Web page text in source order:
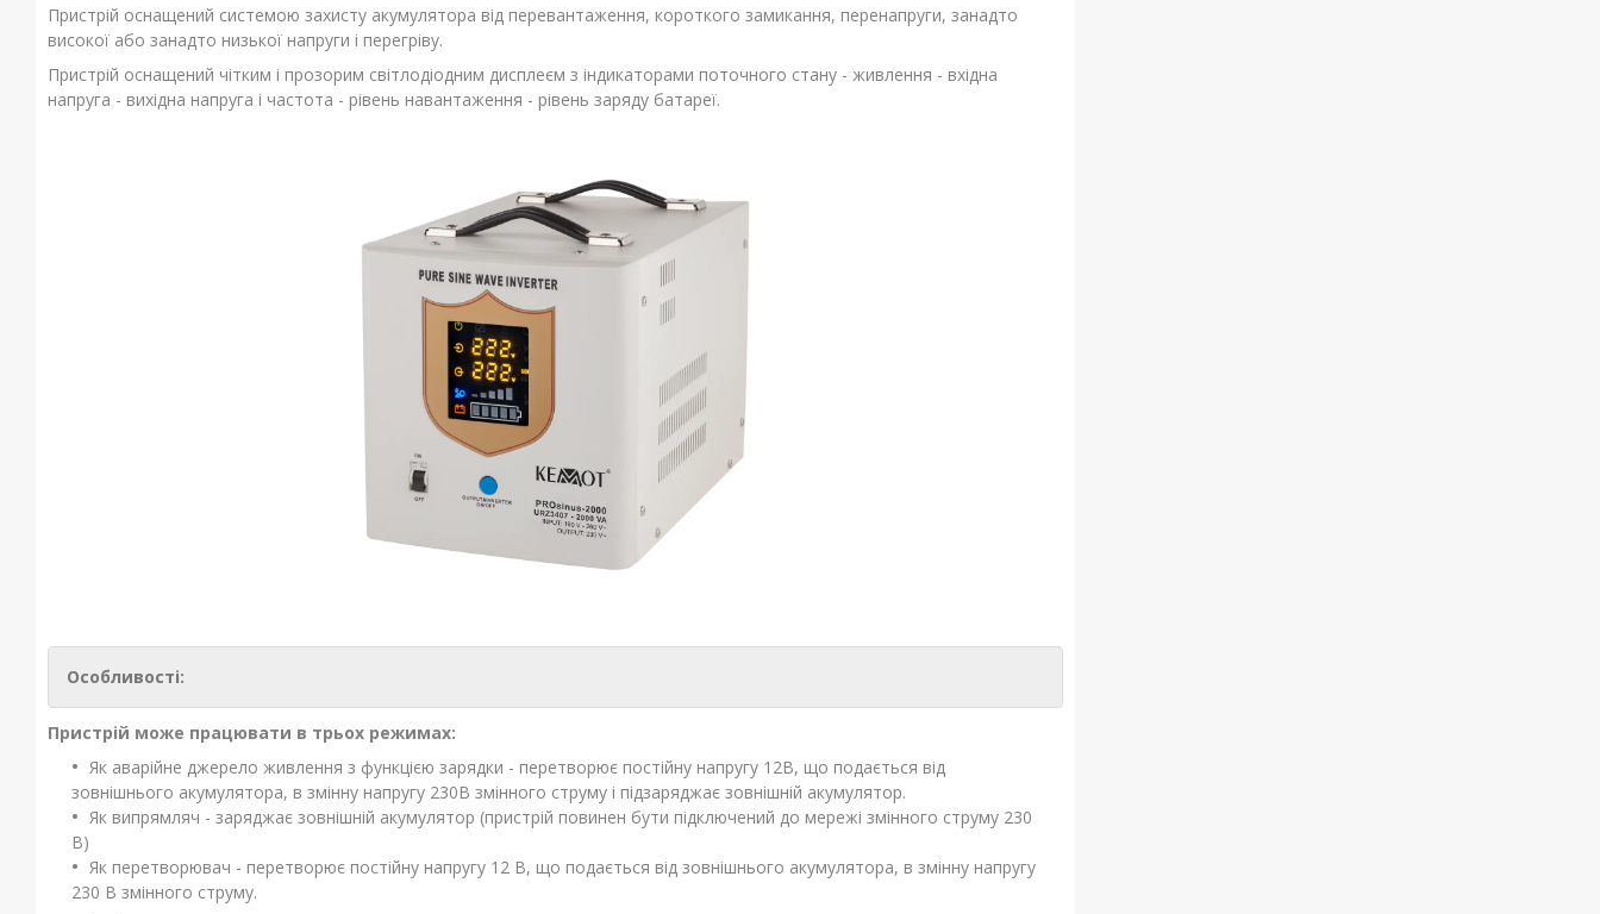
Пристрій оснащений системою захисту акумулятора від перевантаження, короткого замикання, перенапруги, занадто
високої або занадто низької напруги і перегріву.
Пристрій оснащений чітким і прозорим світлодіодним дисплеєм з індикаторами поточного стану - живлення - вхідна
напруга - вихідна напруга і частота - рівень навантаження - рівень заряду батареї.
Особливості:
Пристрій може працювати в трьох режимах:
Як аварійне джерело живлення з функцією зарядки - перетворює постійну напругу 12В, що подається від
зовнішнього акумулятора, в змінну напругу 230В змінного струму і підзаряджає зовнішній акумулятор.
Як випрямляч - заряджає зовнішній акумулятор (пристрій повинен бути підключений до мережі змінного струму 230
В)
Як перетворювач - перетворює постійну напругу 12 В, що подається від зовнішнього акумулятора, в змінну напругу
230 В змінного струму.